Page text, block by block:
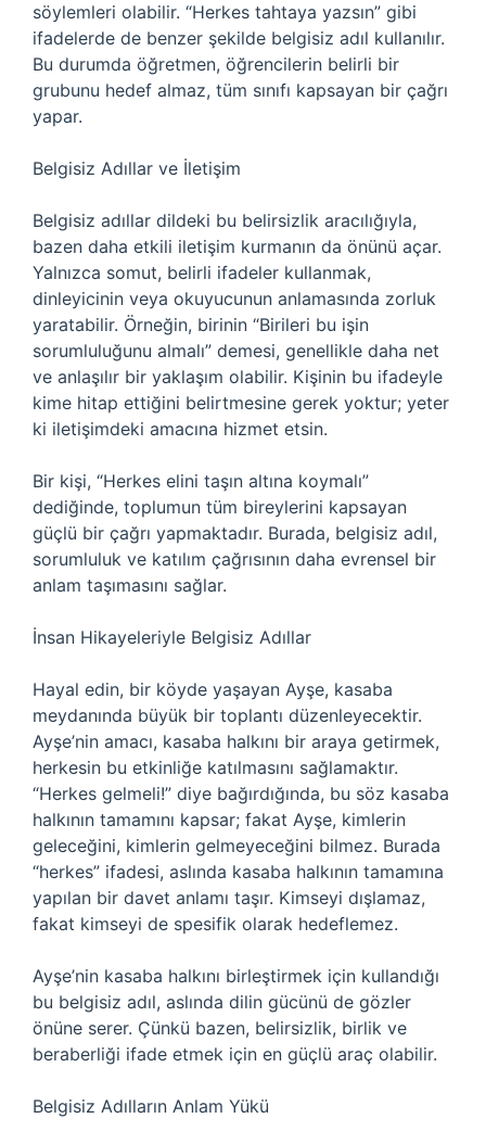
söylemleri olabilir. “Herkes tahtaya yazsın” gibi
ifadelerde de benzer şekilde belgisiz adıl kullanılır.
Bu durumda öğretmen, öğrencilerin belirli bir
grubunu hedef almaz, tüm sınıfı kapsayan bir çağrı
yapar.
Belgisiz Adıllar ve İletişim
Belgisiz adıllar dildeki bu belirsizlik aracılığıyla,
bazen daha etkili iletişim kurmanın da önünü açar.
Yalnızca somut, belirli ifadeler kullanmak,
dinleyicinin veya okuyucunun anlamasında zorluk
yaratabilir. Örneğin, birinin “Birileri bu işin
sorumluluğunu almalı” demesi, genellikle daha net
ve anlaşılır bir yaklaşım olabilir. Kişinin bu ifadeyle
kime hitap ettiğini belirtmesine gerek yoktur; yeter
ki iletişimdeki amacına hizmet etsin.
Bir kişi, “Herkes elini taşın altına koymalı”
dediğinde, toplumun tüm bireylerini kapsayan
güçlü bir çağrı yapmaktadır. Burada, belgisiz adıl,
sorumluluk ve katılım çağrısının daha evrensel bir
anlam taşımasını sağlar.
İnsan Hikayeleriyle Belgisiz Adıllar
Hayal edin, bir köyde yaşayan Ayşe, kasaba
meydanında büyük bir toplantı düzenleyecektir.
Ayşe’nin amacı, kasaba halkını bir araya getirmek,
herkesin bu etkinliğe katılmasını sağlamaktır.
“Herkes gelmeli!” diye bağırdığında, bu söz kasaba
halkının tamamını kapsar; fakat Ayşe, kimlerin
geleceğini, kimlerin gelmeyeceğini bilmez. Burada
“herkes” ifadesi, aslında kasaba halkının tamamına
yapılan bir davet anlamı taşır. Kimseyi dışlamaz,
fakat kimseyi de spesifik olarak hedeflemez.
Ayşe’nin kasaba halkını birleştirmek için kullandığı
bu belgisiz adıl, aslında dilin gücünü de gözler
önüne serer. Çünkü bazen, belirsizlik, birlik ve
beraberliği ifade etmek için en güçlü araç olabilir.
Belgisiz Adılların Anlam Yükü